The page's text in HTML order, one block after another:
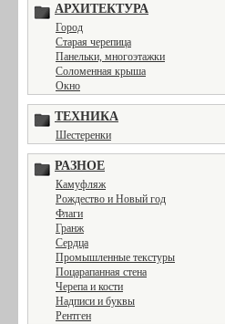
АРХИТЕКТУРА
Город
Старая черепица
Панельки, многоэтажки
Соломенная крыша
Окно
ТЕХНИКА
Шестеренки
РАЗНОЕ
Камуфляж
Рождество и Новый год
Флаги
Гранж
Сердца
Промышленные текстуры
Поцарапанная стена
Черепа и кости
Надписи и буквы
Рентген